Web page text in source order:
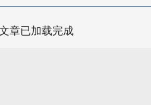
章已加载完成